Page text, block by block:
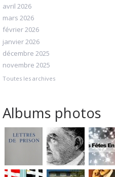
avril 2026
mars 2026
février 2026
janvier 2026
décembre 2025
novembre 2025
Toutes les archives
Albums photos